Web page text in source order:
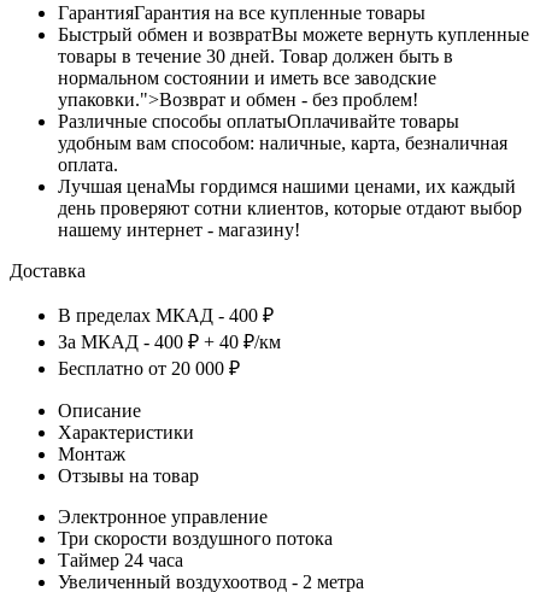
ГарантияГарантия на все купленные товары
Быстрый обмен и возвратВы можете вернуть купленные
товары в течение 30 дней. Товар должен быть в
нормальном состоянии и иметь все заводские
упаковки.">Возврат и обмен - без проблем!
Различные способы оплатыОплачивайте товары
удобным вам способом: наличные, карта, безналичная
оплата.
Лучшая ценаМы гордимся нашими ценами, их каждый
день проверяют сотни клиентов, которые отдают выбор
нашему интернет - магазину!
Доставка
В пределах МКАД - 400 ₽
За МКАД - 400 ₽ + 40 ₽/км
Бесплатно от 20 000 ₽
Описание
Характеристики
Монтаж
Отзывы на товар
Электронное управление
Три скорости воздушного потока
Таймер 24 часа
Увеличенный воздухоотвод - 2 метра